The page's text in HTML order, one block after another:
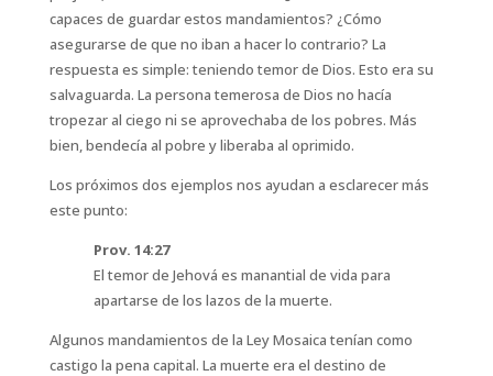
capaces de guardar estos mandamientos? ¿Cómo
asegurarse de que no iban a hacer lo contrario? La
respuesta es simple: teniendo temor de Dios. Esto era su
salvaguarda. La persona temerosa de Dios no hacía
tropezar al ciego ni se aprovechaba de los pobres. Más
bien, bendecía al pobre y liberaba al oprimido.
Los próximos dos ejemplos nos ayudan a esclarecer más
este punto:
Prov. 14:27
El temor de Jehová es manantial de vida para
apartarse de los lazos de la muerte.
Algunos mandamientos de la Ley Mosaica tenían como
castigo la pena capital. La muerte era el destino de